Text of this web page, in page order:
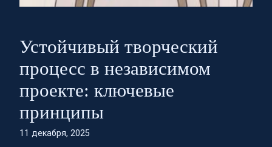
Устойчивый творческий
процесс в независимом
проекте: ключевые
принципы
11 декабря, 2025